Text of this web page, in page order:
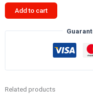
Shell
Big
Add to cart
Related products